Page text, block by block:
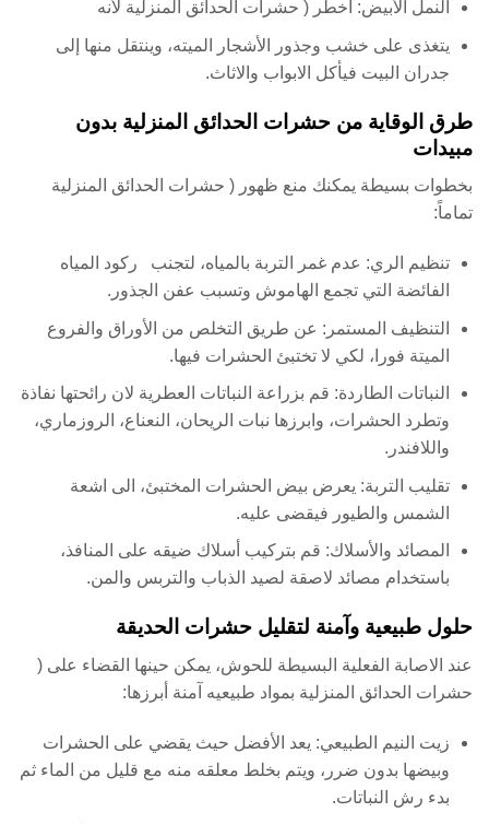
النمل الأبيض: أخطر ( حشرات الحدائق المنزلية لأنه
يتغذى على خشب وجذور الأشجار الميته، وينتقل منها إلى
جدران البيت فيأكل الابواب والاثاث.
طرق الوقاية من حشرات الحدائق المنزلية بدون
مبيدات
بخطوات بسيطة يمكنك منع ظهور ( حشرات الحدائق المنزلية
تماماً:
تنظيم الري: عدم غمر التربة بالمياه، لتجنب ركود المياه
الفائضة التي تجمع الهاموش وتسبب عفن الجذور.
التنظيف المستمر: عن طريق التخلص من الأوراق والفروع
الميتة فورا، لكي لا تختبئ الحشرات فيها.
النباتات الطاردة: قم بزراعة النباتات العطرية لان رائحتها نفاذة
وتطرد الحشرات، وابرزها نبات الريحان، النعناع، الروزماري،
واللافندر.
تقليب التربة: يعرض بيض الحشرات المختبئ، الى اشعة
الشمس والطيور فيقضى عليه.
المصائد والأسلاك: قم بتركيب أسلاك ضيقه على المنافذ،
باستخدام مصائد لاصقة لصيد الذباب والتربس والمن.
حلول طبيعية وآمنة لتقليل حشرات الحديقة
عند الاصابة الفعلية البسيطة للحوش، يمكن حينها القضاء على (
حشرات الحدائق المنزلية بمواد طبيعيه آمنة أبرزها:
زيت النيم الطبيعي: يعد الأفضل حيث يقضي على الحشرات
وبيضها بدون ضرر، ويتم بخلط معلقه منه مع قليل من الماء ثم
بدء رش النباتات.